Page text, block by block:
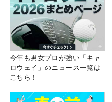
今年も男女プロが強い「キャ
ロウェイ」のニュース一覧は
こちら！